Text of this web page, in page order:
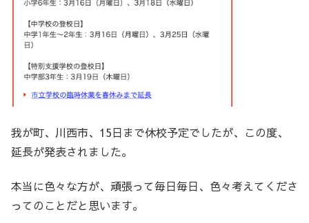
我が町、川西市、15日まで休校予定でしたが、この度、
延長が発表されました。
本当に色々な方が、頑張って毎日毎日、色々考えてくださ
ってのことだと思います。